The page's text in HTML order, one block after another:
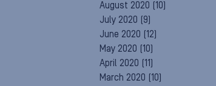
August 2020 (10)
July 2020 (9)
June 2020 (12)
May 2020 (10)
April 2020 (11)
March 2020 (10)